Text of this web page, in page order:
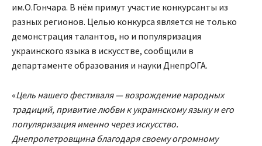
им.О.Гончара. В нём примут участие конкурсанты из
разных регионов. Целью конкурса является не только
демонстрация талантов, но и популяризация
украинского языка в искусстве, сообщили в
департаменте образования и науки ДнепрОГА.
«Цель нашего фестиваля — возрождение народных
традиций, привитие любви к украинскому языку и его
популяризация именно через искусство.
Днепропетровщина благодаря своему огромному